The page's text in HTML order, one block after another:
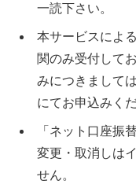
一読下さい。
本サービスによ
関のみ受付して
みにつきまして
にてお申込みくだ
「ネット口座振
変更・取消しは
せん。